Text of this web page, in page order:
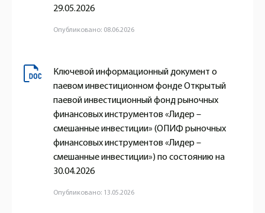
29.05.2026
Опубликовано: 08.06.2026
Ключевой информационный документ о
паевом инвестиционном фонде Открытый
паевой инвестиционный фонд рыночных
финансовых инструментов «Лидер –
смешанные инвестиции» (ОПИФ рыночных
финансовых инструментов «Лидер –
смешанные инвестиции») по состоянию на
30.04.2026
Опубликовано: 13.05.2026